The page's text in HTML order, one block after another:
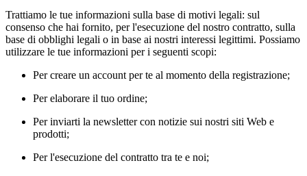
Trattiamo le tue informazioni sulla base di motivi legali: sul
consenso che hai fornito, per l'esecuzione del nostro contratto, sulla
base di obblighi legali o in base ai nostri interessi legittimi. Possiamo
utilizzare le tue informazioni per i seguenti scopi:
Per creare un account per te al momento della registrazione;
Per elaborare il tuo ordine;
Per inviarti la newsletter con notizie sui nostri siti Web e
prodotti;
Per l'esecuzione del contratto tra te e noi;